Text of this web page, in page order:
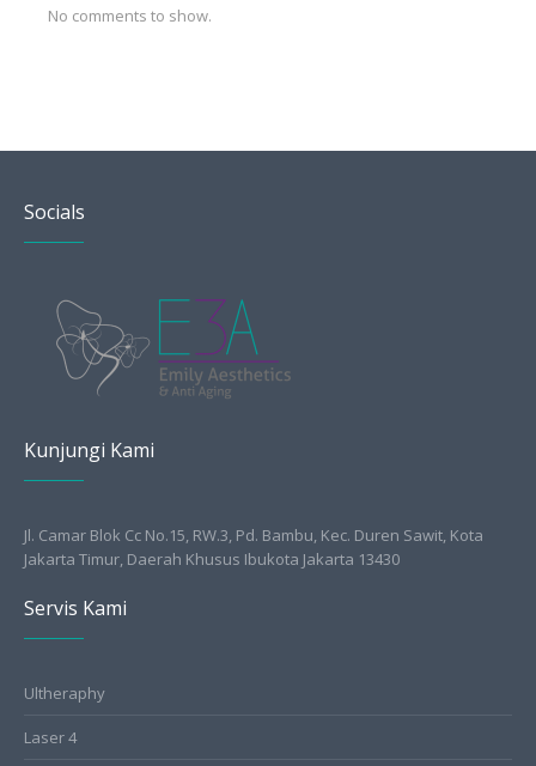
No comments to show.
Socials
Kunjungi Kami
Jl. Camar Blok Cc No.15, RW.3, Pd. Bambu, Kec. Duren Sawit, Kota
Jakarta Timur, Daerah Khusus Ibukota Jakarta 13430
Servis Kami
Ultheraphy
Laser 4